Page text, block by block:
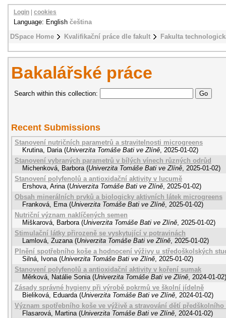
DSpace Home Kvalifikační práce dle fakult Fakulta
Login cookies
Language: English čeština
Bakalářské práce
Search within this collection:
Recent Submissions
Stanovení nutričních parametrů a stravitelnosti microgreens
Krutina, Daria (Univerzita Tomáše Bati ve Zlíně, 2025-01-02)
Stanovení vybraných parametrů v bílých vínech různých odrůd
Michenková, Barbora (Univerzita Tomáše Bati ve Zlíně, 2025-01-02)
Stanovení polyfenolů a antioxidační aktivity v lucumě
Ershova, Arina (Univerzita Tomáše Bati ve Zlíně, 2025-01-02)
Obsah minerálních prvků a biologicky aktivních látek microgreens
Franková, Ema (Univerzita Tomáše Bati ve Zlíně, 2025-01-02)
Nutriční význam naklíčených semen
Miškarová, Barbora (Univerzita Tomáše Bati ve Zlíně, 2025-01-02)
Stimulační látky přirozeně se vyskytující v potravinách
Lamlová, Zuzana (Univerzita Tomáše Bati ve Zlíně, 2025-01-02)
Plnění spotřebního koše a hodnocení výživy u středoškolských
Silná, Ivona (Univerzita Tomáše Bati ve Zlíně, 2025-01-02)
Stanovení polyfenolů a antioxidační aktivity v koření sumak
Měrková, Natálie Sonia (Univerzita Tomáše Bati ve Zlíně, 2024-01-02)
Zásady správné hygieny při výrobě pokrmů ve školní jídelně
Bieliková, Eduarda (Univerzita Tomáše Bati ve Zlíně, 2024-01-02)
Význam spotřebního koše ve výživě a stravování dětí předškolního
Flasarová, Martina (Univerzita Tomáše Bati ve Zlíně, 2024-01-02)